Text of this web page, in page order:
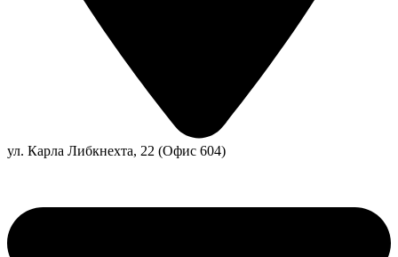
ул. Карла Либкнехта, 22 (Офис 604)